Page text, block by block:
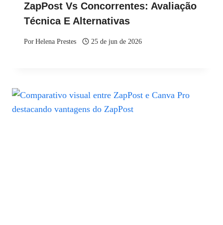
ZapPost Vs Concorrentes: Avaliação
Técnica E Alternativas
PorHelena Prestes 25 de jun de 2026